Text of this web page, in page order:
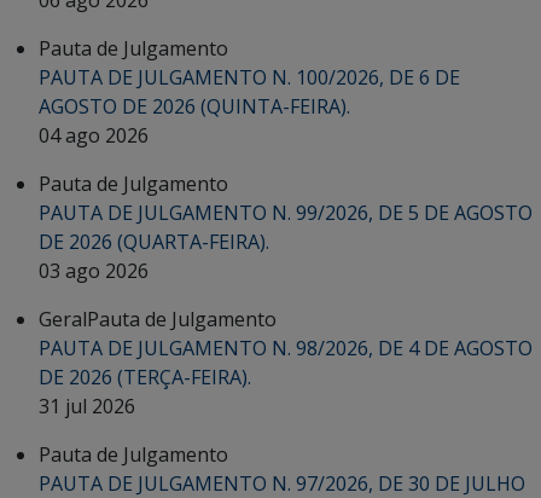
Pauta de Julgamento
PAUTA DE JULGAMENTO N. 100/2026, DE 6 DE
AGOSTO DE 2026 (QUINTA-FEIRA).
04 ago 2026
Pauta de Julgamento
PAUTA DE JULGAMENTO N. 99/2026, DE 5 DE AGOSTO
DE 2026 (QUARTA-FEIRA).
03 ago 2026
GeralPauta de Julgamento
PAUTA DE JULGAMENTO N. 98/2026, DE 4 DE AGOSTO
DE 2026 (TERÇA-FEIRA).
31 jul 2026
Pauta de Julgamento
PAUTA DE JULGAMENTO N. 97/2026, DE 30 DE JULHO